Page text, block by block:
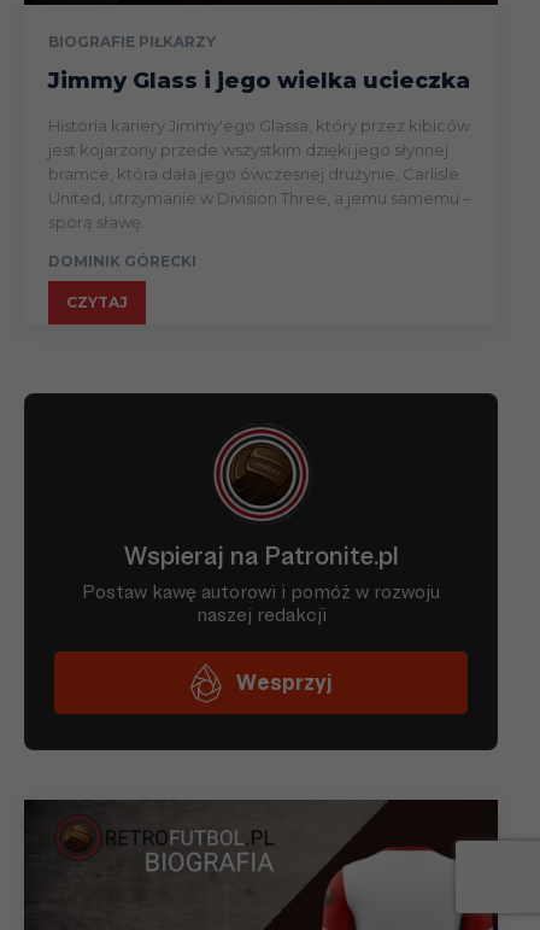
BIOGRAFIE PIŁKARZY
Jimmy Glass i jego wielka ucieczka
Historia kariery Jimmy'ego Glassa, który przez kibiców
jest kojarzony przede wszystkim dzięki jego słynnej
bramce, która dała jego ówczesnej drużynie, Carlisle
United, utrzymanie w Division Three, a jemu samemu –
sporą sławę.
DOMINIK GÓRECKI
CZYTAJ